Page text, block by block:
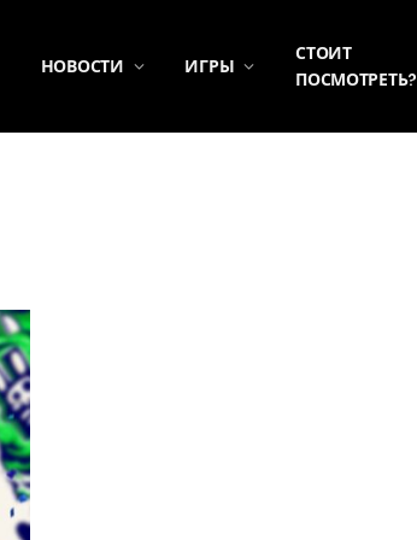
НОВОСТИ ИГРЫ
СТОИТ
ПОСМОТРЕТЬ?